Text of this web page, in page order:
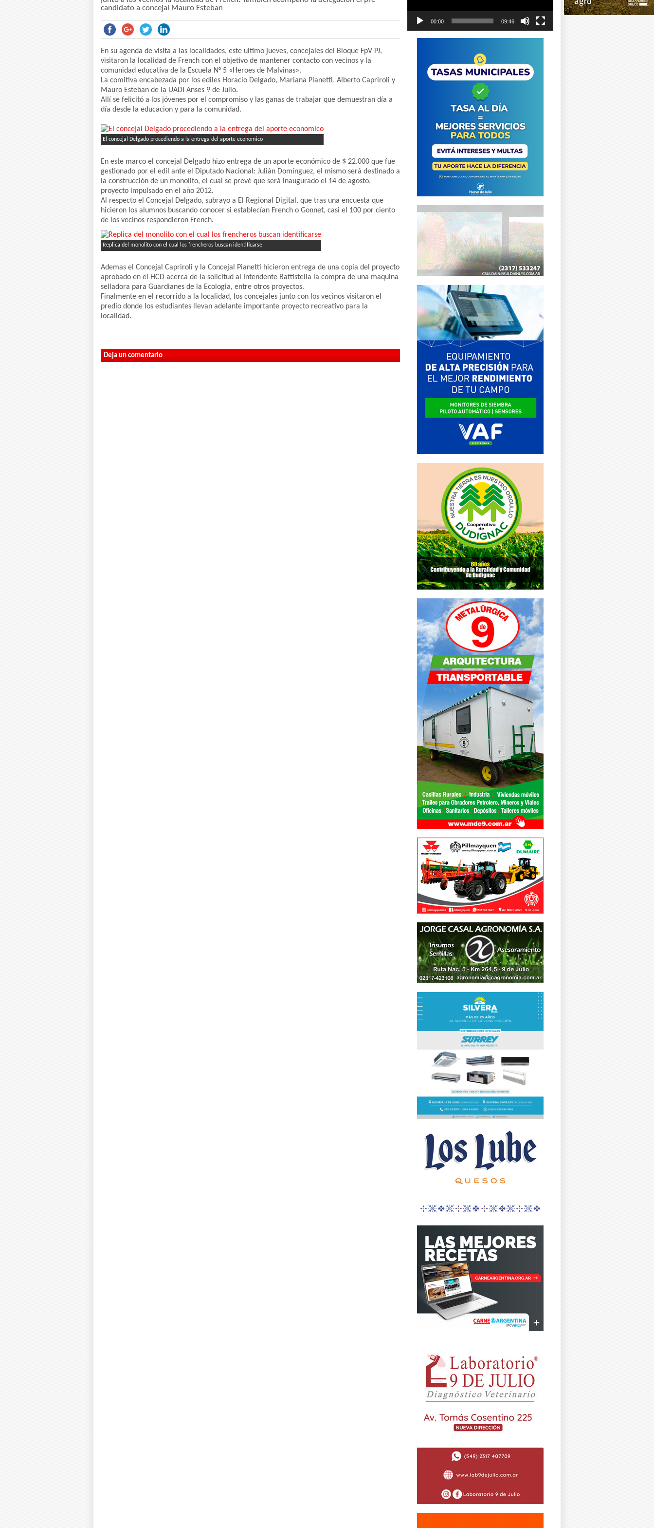
candidato a concejal Mauro Esteban
En su agenda de visita a las localidades, este ultimo jueves, concejales del Bloque FpV PJ,
visitaron la localidad de French con el objetivo de mantener contacto con vecinos y la
comunidad educativa de la Escuela N° 5 «Heroes de Malvinas».
La comitiva encabezada por los ediles Horacio Delgado, Mariana Pianetti, Alberto Capriroli y
Mauro Esteban de la UADI Anses 9 de Julio.
Allí se felicitó a los jóvenes por el compromiso y las ganas de trabajar que demuestran día a
día desde la educacion y para la comunidad.
El concejal Delgado procediendo a la entrega del aporte economico
En este marco el concejal Delgado hizo entrega de un aporte económico de $ 22.000 que fue
gestionado por el edil ante el Diputado Nacional: Julián Domínguez, el mismo será destinado a
la construcción de un monolito, el cual se prevé que será inaugurado el 14 de agosto,
proyecto impulsado en el año 2012.
Al respecto el Concejal Delgado, subrayo a El Regional Digital, que tras una encuesta que
hicieron los alumnos buscando conocer si establecían French o Gonnet, casi el 100 por ciento
de los vecinos respondieron French.
Replica del monolito con el cual los frencheros buscan identificarse
Ademas el Concejal Capriroli y la Concejal Pianetti hicieron entrega de una copia del proyecto
aprobado en el HCD acerca de la solicitud al Intendente Battistella la compra de una maquina
selladora para Guardianes de la Ecologia, entre otros proyectos.
Finalmente en el recorrido a la localidad, los concejales junto con los vecinos visitaron el
predio donde los estudiantes llevan adelante importante proyecto recreativo para la
localidad.
Deja un comentario
00:00 09:46